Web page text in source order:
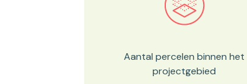
Bekijk in onze kaartviewer
Aantal percelen binnen het
projectgebied